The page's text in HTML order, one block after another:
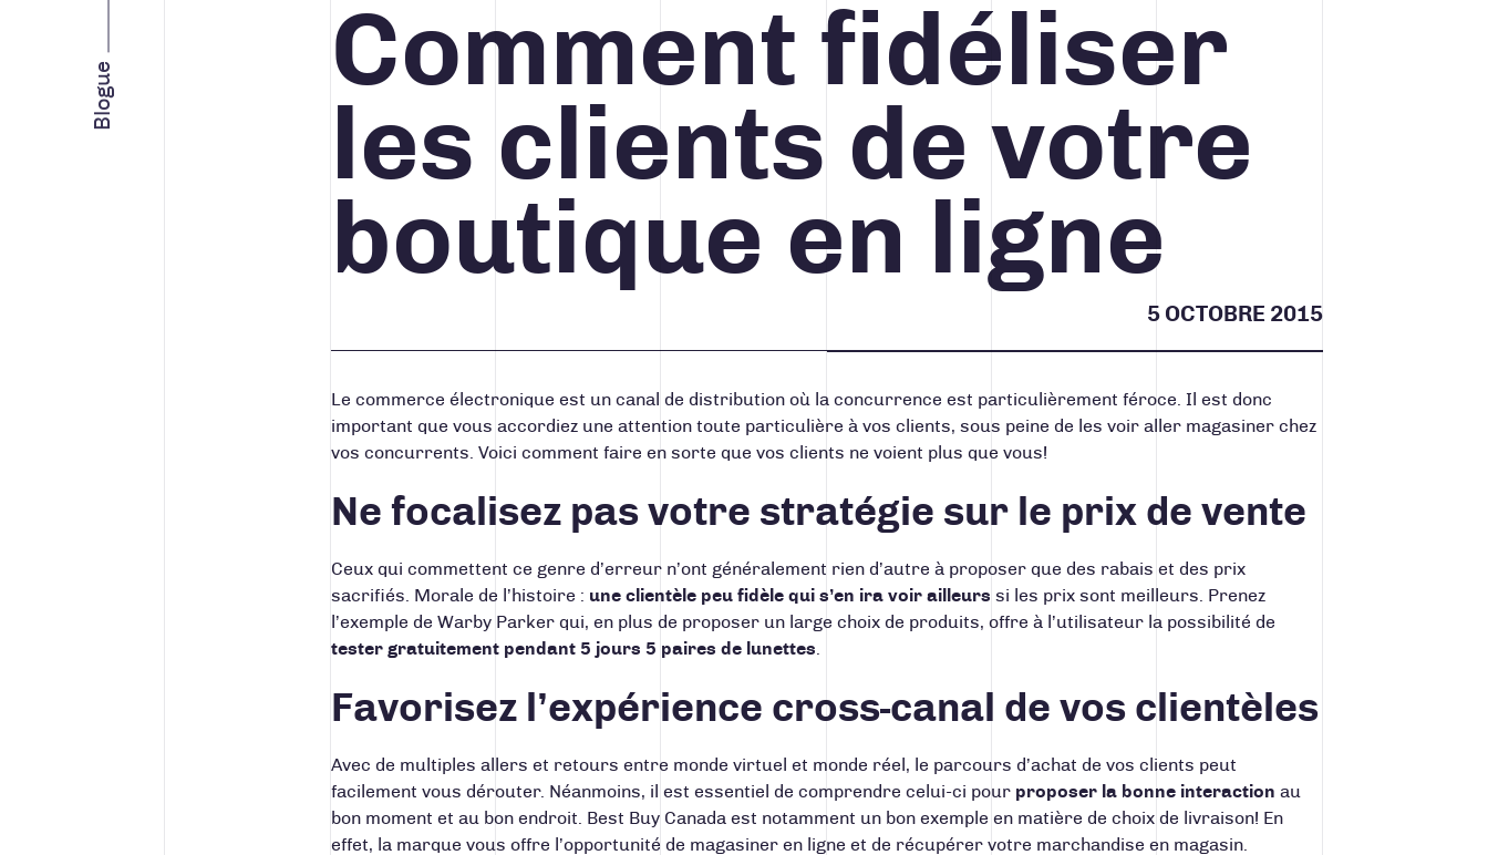
Blogue
426, rue Victoria
Québec (Québec) G1K 5C2
Canada
INFOLETTRE
CONTACT
Comment fidéliser
les clients de votre
boutique en ligne
5 OCTOBRE 2015
Le commerce électronique est un canal de distribution où la concurrence est particulièrement féroce. Il est donc
important que vous accordiez une attention toute particulière à vos clients, sous peine de les voir aller magasiner chez
vos concurrents. Voici comment faire en sorte que vos clients ne voient plus que vous!
Ne focalisez pas votre stratégie sur le prix de vente
Ceux qui commettent ce genre d’erreur n’ont généralement rien d’autre à proposer que des rabais et des prix
sacrifiés. Morale de l’histoire : une clientèle peu fidèle qui s’en ira voir ailleurs si les prix sont meilleurs. Prenez
l’exemple de Warby Parkerqui, en plus de proposer un large choix de produits, offre à l’utilisateur la possibilité de
tester gratuitement pendant 5 jours 5 paires de lunettes
Favorisez l’expérience cross-canal de vos clientèles
Avec de multiples allers et retours entre monde virtuel et monde réel, le parcours d’achat de vos clients peut
facilement vous dérouter. Néanmoins, il est essentiel de comprendre celui-ci pourproposer la bonne interaction au
bon moment et au bon endroit. Best Buy Canada est notamment un bon exemple en matière de choix de livraison! En
effet, la marque vous offre l’opportunité de magasiner en ligne et de récupérer votre marchandise en magasin.